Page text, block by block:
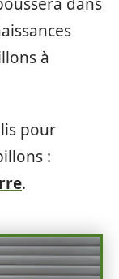
dans
à
pour
:
.